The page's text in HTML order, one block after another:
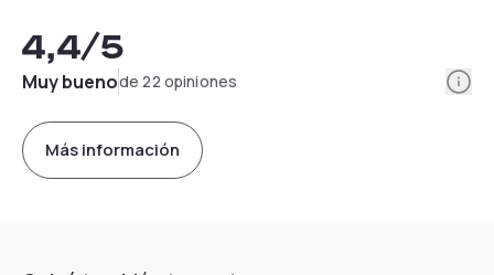
4,4/5
Muy buenode 22 opiniones
Más información